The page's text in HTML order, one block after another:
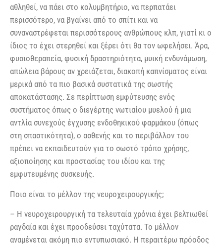
αθληθεί, να πάει στο κολυμβητήριο, να περπατάει
περισσότερο, να βγαίνει από το σπίτι και να
συναναστρέφεται περισσότερους ανθρώπους κλπ, γιατί κι ο
ίδιος το έχει στερηθεί και ξέρει ότι θα τον ωφελήσει. Άρα,
φυσιοθεραπεία, φυσική δραστηριότητα, μυική ενδυνάμωση,
απώλεια βάρους αν χρειάζεται, διακοπή καπνίσματος είναι
μερικά από τα πιο βασικά συστατικά της σωστής
αποκατάστασης. Σε περίπτωση εμφύτευσης ενός
συστήματος όπως ο διεγέρτης νωτιαίου μυελού ή μια
αντλία συνεχούς έγχυσης ενδοθηκικού φαρμάκου (όπως
στη σπαστικότητα), ο ασθενής και το περιβάλλον του
πρέπει να εκπαιδευτούν για το σωστό τρόπο χρήσης,
αξιοποίησης και προστασίας του ιδίου και της
εμφυτευμένης συσκευής.
Ποιο είναι το μέλλον της νευροχειρουργικής;
– Η νευροχειρουργική τα τελευταία χρόνια έχει βελτιωθεί
ραγδαία και έχει προοδεύσει ταχύτατα. Το μέλλον
αναμένεται ακόμη πιο εντυπωσιακό. Η περαιτέρω πρόοδος